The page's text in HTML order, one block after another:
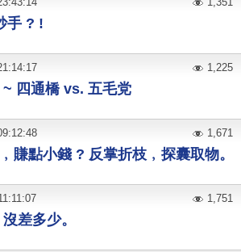
手 ? !
~ 四通橋 vs. 五毛党
1,225
賺點小錢 ? 反掌折枝﹐探囊取物。
1,671
差多少。
1,751